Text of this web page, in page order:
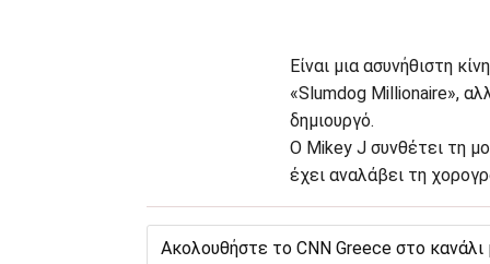
Είναι μια ασυνήθιστη
«Slumdog Millionaire»,
δημιουργό.
Ο Mikey J συνθέτει τη
έχει αναλάβει τη
Ακολουθήστε το CNN Greece στο